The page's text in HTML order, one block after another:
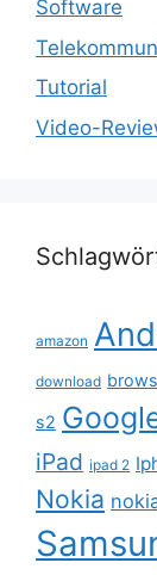
Software
Tutorial
Video-
amazon
download
s2
iPad ipad 2
Nokia